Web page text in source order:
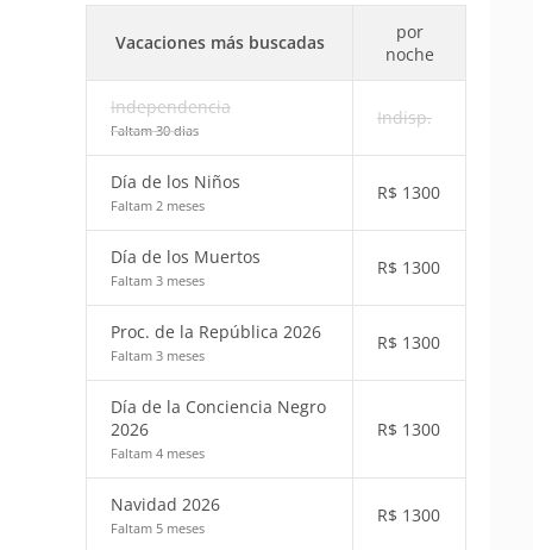
Vacaciones más buscadas
por
noche
Independencia
Faltam 30 dias
Indisp.
Día de los Niños
Faltam 2 meses
R$ 1300
Día de los Muertos
Faltam 3 meses
R$ 1300
Proc. de la República 2026
Faltam 3 meses
R$ 1300
Día de la Conciencia Negro
2026
Faltam 4 meses
R$ 1300
Navidad 2026
Faltam 5 meses
R$ 1300